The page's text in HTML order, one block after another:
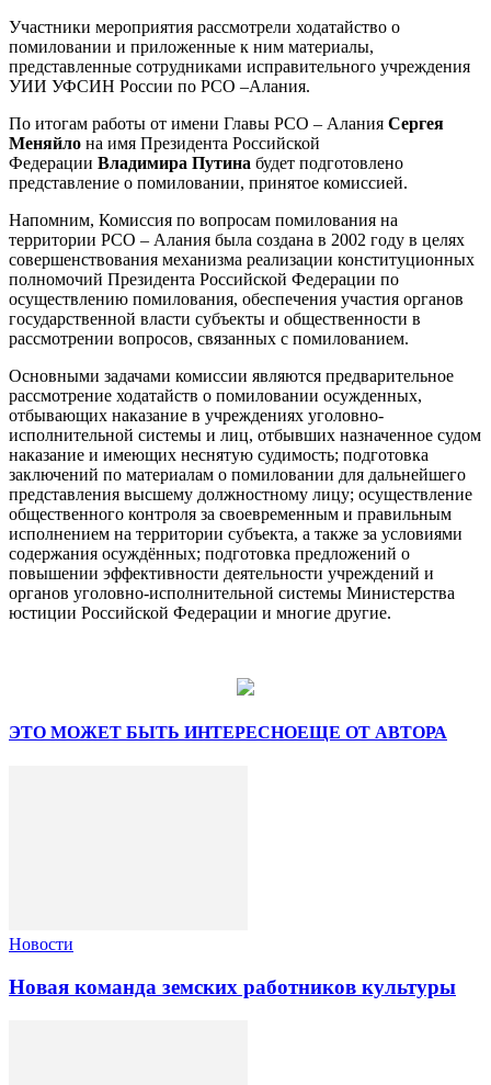
Участники мероприятия рассмотрели ходатайство о
помиловании и приложенные к ним материалы,
представленные сотрудниками исправительного учреждения
УИИ УФСИН России по РСО –Алания.
По итогам работы от имени Главы РСО – Алания Сергея
Меняйло на имя Президента Российской
Федерации Владимира Путина будет подготовлено
представление о помиловании, принятое комиссией.
Напомним, Комиссия по вопросам помилования на
территории РСО – Алания была создана в 2002 году в целях
совершенствования механизма реализации конституционных
полномочий Президента Российской Федерации по
осуществлению помилования, обеспечения участия органов
государственной власти субъекты и общественности в
рассмотрении вопросов, связанных с помилованием.
Основными задачами комиссии являются предварительное
рассмотрение ходатайств о помиловании осужденных,
отбывающих наказание в учреждениях уголовно-
исполнительной системы и лиц, отбывших назначенное судом
наказание и имеющих неснятую судимость; подготовка
заключений по материалам о помиловании для дальнейшего
представления высшему должностному лицу; осуществление
общественного контроля за своевременным и правильным
исполнением на территории субъекта, а также за условиями
содержания осуждённых; подготовка предложений о
повышении эффективности деятельности учреждений и
органов уголовно-исполнительной системы Министерства
юстиции Российской Федерации и многие другие.
ЭТО МОЖЕТ БЫТЬ ИНТЕРЕСНОЕЩЕ ОТ АВТОРА
Новости
Новая команда земских работников культуры